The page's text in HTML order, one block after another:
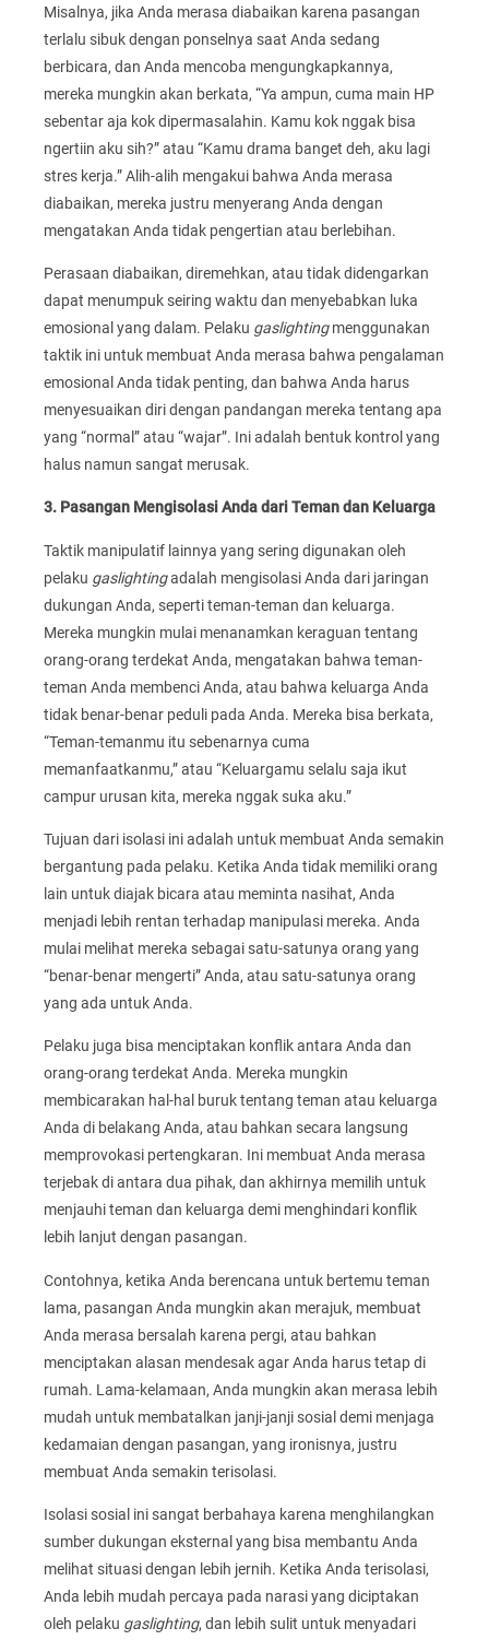
Misalnya, jika Anda merasa diabaikan karena pasangan
terlalu sibuk dengan ponselnya saat Anda sedang
berbicara, dan Anda mencoba mengungkapkannya,
mereka mungkin akan berkata, “Ya ampun, cuma main HP
sebentar aja kok dipermasalahin. Kamu kok nggak bisa
ngertiin aku sih?” atau “Kamu drama banget deh, aku lagi
stres kerja.” Alih-alih mengakui bahwa Anda merasa
diabaikan, mereka justru menyerang Anda dengan
mengatakan Anda tidak pengertian atau berlebihan.
Perasaan diabaikan, diremehkan, atau tidak didengarkan
dapat menumpuk seiring waktu dan menyebabkan luka
emosional yang dalam. Pelaku gaslightingmenggunakan
taktik ini untuk membuat Anda merasa bahwa pengalaman
emosional Anda tidak penting, dan bahwa Anda harus
menyesuaikan diri dengan pandangan mereka tentang apa
yang “normal” atau “wajar”. Ini adalah bentuk kontrol yang
halus namun sangat merusak.
3. Pasangan Mengisolasi Anda dari Teman dan Keluarga
Taktik manipulatif lainnya yang sering digunakan oleh
pelaku gaslightingadalah mengisolasi Anda dari jaringan
dukungan Anda, seperti teman-teman dan keluarga.
Mereka mungkin mulai menanamkan keraguan tentang
orang-orang terdekat Anda, mengatakan bahwa teman-
teman Anda membenci Anda, atau bahwa keluarga Anda
tidak benar-benar peduli pada Anda. Mereka bisa berkata,
“Teman-temanmu itu sebenarnya cuma
memanfaatkanmu,” atau “Keluargamu selalu saja ikut
campur urusan kita, mereka nggak suka aku.”
Tujuan dari isolasi ini adalah untuk membuat Anda semakin
bergantung pada pelaku. Ketika Anda tidak memiliki orang
lain untuk diajak bicara atau meminta nasihat, Anda
menjadi lebih rentan terhadap manipulasi mereka. Anda
mulai melihat mereka sebagai satu-satunya orang yang
“benar-benar mengerti” Anda, atau satu-satunya orang
yang ada untuk Anda.
Pelaku juga bisa menciptakan konflik antara Anda dan
orang-orang terdekat Anda. Mereka mungkin
membicarakan hal-hal buruk tentang teman atau keluarga
Anda di belakang Anda, atau bahkan secara langsung
memprovokasi pertengkaran. Ini membuat Anda merasa
terjebak di antara dua pihak, dan akhirnya memilih untuk
menjauhi teman dan keluarga demi menghindari konflik
lebih lanjut dengan pasangan.
Contohnya, ketika Anda berencana untuk bertemu teman
lama, pasangan Anda mungkin akan merajuk, membuat
Anda merasa bersalah karena pergi, atau bahkan
menciptakan alasan mendesak agar Anda harus tetap di
rumah. Lama-kelamaan, Anda mungkin akan merasa lebih
mudah untuk membatalkan janji-janji sosial demi menjaga
kedamaian dengan pasangan, yang ironisnya, justru
membuat Anda semakin terisolasi.
Isolasi sosial ini sangat berbahaya karena menghilangkan
sumber dukungan eksternal yang bisa membantu Anda
melihat situasi dengan lebih jernih. Ketika Anda terisolasi,
Anda lebih mudah percaya pada narasi yang diciptakan
oleh pelaku gaslighting, dan lebih sulit untuk menyadari